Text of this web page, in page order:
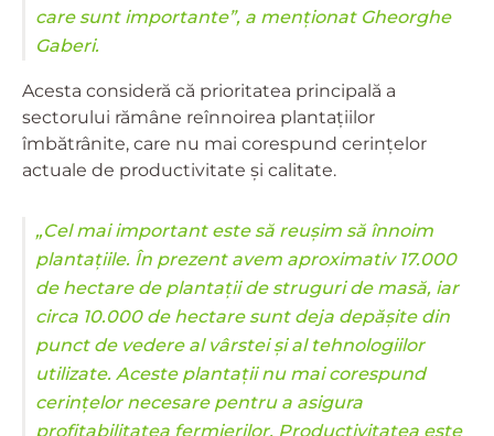
care sunt importante”, a menționat Gheorghe
Gaberi.
Acesta consideră că prioritatea principală a
sectorului rămâne reînnoirea plantațiilor
îmbătrânite, care nu mai corespund cerințelor
actuale de productivitate și calitate.
„Cel mai important este să reușim să înnoim
plantațiile. În prezent avem aproximativ 17.000
de hectare de plantații de struguri de masă, iar
circa 10.000 de hectare sunt deja depășite din
punct de vedere al vârstei și al tehnologiilor
utilizate. Aceste plantații nu mai corespund
cerințelor necesare pentru a asigura
profitabilitatea fermierilor. Productivitatea este